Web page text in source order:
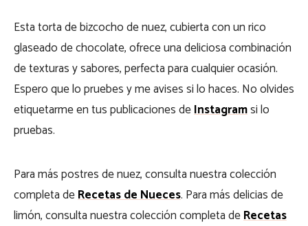
Esta torta de bizcocho de nuez, cubierta con un rico
glaseado de chocolate, ofrece una deliciosa combinación
de texturas y sabores, perfecta para cualquier ocasión.
Espero que lo pruebes y me avises si lo haces. No olvides
etiquetarme en tus publicaciones deInstagramsi lo
pruebas.
Para más postres de nuez, consulta nuestra colección
completa deRecetas de Nueces. Para más delicias de
limón, consulta nuestra colección completa deRecetas